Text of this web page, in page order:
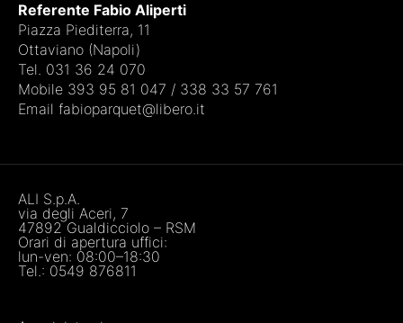
Referente Fabio Aliperti
Piazza Piediterra, 11
Ottaviano (Napoli)
Tel. 031 36 24 070
Mobile 393 95 81 047 / 338 33 57 761
Email fabioparquet@libero.it
ALI S.p.A.
via degli Aceri, 7
47892 Gualdicciolo – RSM
Orari di apertura uffici:
lun-ven: 08:00–18:30
Tel.: 0549 876811